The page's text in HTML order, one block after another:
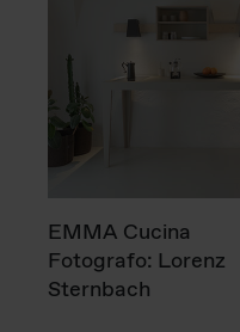
EMMA Cucina
Fotografo: Lorenz
Sternbach